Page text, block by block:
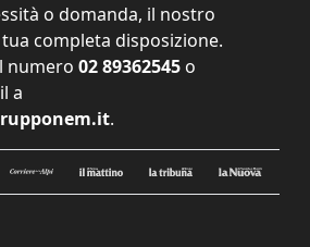
o domanda, il nostro
completa disposizione.
numero 02 89362545 o
a
.